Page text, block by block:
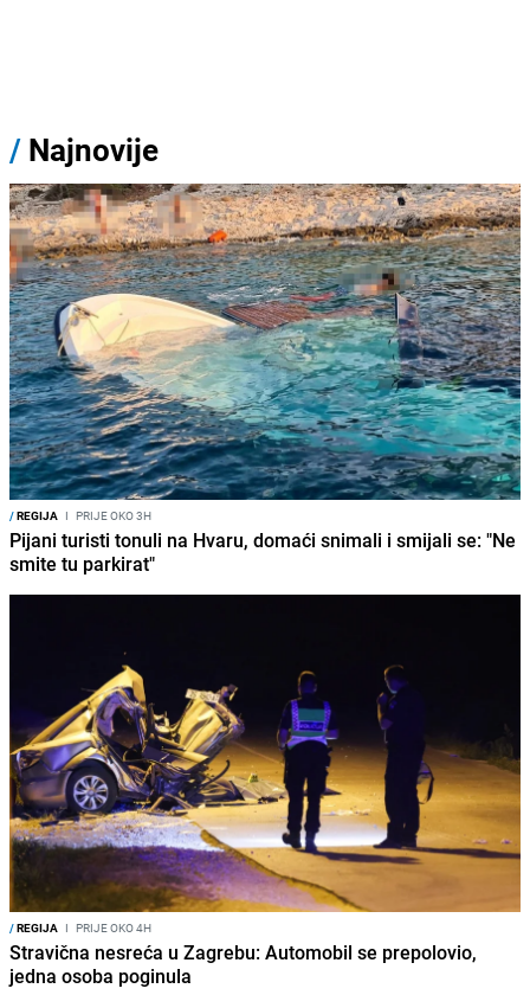
/ Najnovije
/REGIJA I PRIJE OKO 3H
Pijani turisti tonuli na Hvaru, domaći snimali i smijali se: "Ne
smite tu parkirat"
/REGIJA I PRIJE OKO 4H
Stravična nesreća u Zagrebu: Automobil se prepolovio,
jedna osoba poginula